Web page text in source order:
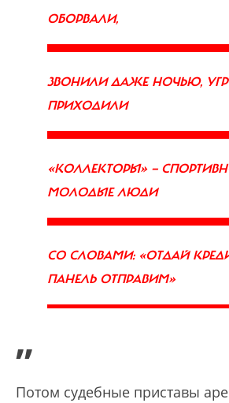
ОБОРВАЛИ,
ЗВОНИЛИ ДАЖЕ НОЧЬЮ,
ПРИХОДИЛИ
«КОЛЛЕКТОРЫ» —
МОЛОДЫЕ ЛЮДИ
СО СЛОВАМИ: «ОТДАЙ
ПАНЕЛЬ ОТПРАВИМ»
”
Потом судебные приставы